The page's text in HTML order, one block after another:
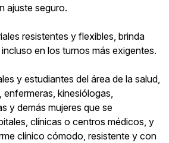
ajuste seguro.
resistentes y flexibles, brinda
en los turnos más exigentes.
y estudiantes del área de la salud,
kinesiólogas,
y demás mujeres que se
clínicas o centros médicos, y
clínico cómodo, resistente y con